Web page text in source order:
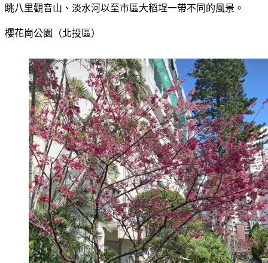
眺八里觀音山、淡水河以至市區大稻埕一帶不同的風景。
櫻花崗公園（北投區）